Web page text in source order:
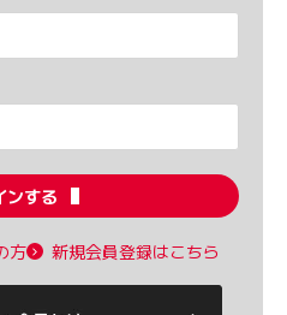
ンする
方 新規会員登録はこちら